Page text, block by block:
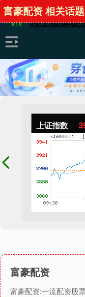
上证指数
富豪配资
富豪配资:一流配资股
富豪配资 相关话题